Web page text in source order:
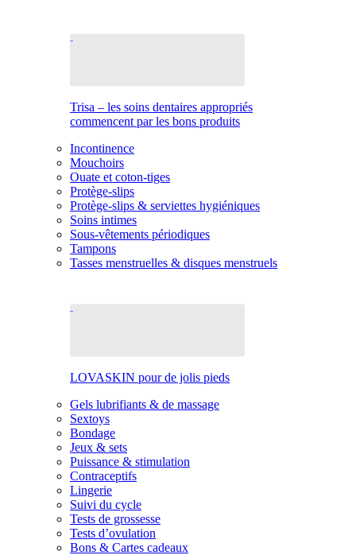
Trisa – les soins dentaires appropriés
commencent par les bons produits
Incontinence
Mouchoirs
Ouate et coton-tiges
Protège-slips
Protège-slips & serviettes hygiéniques
Soins intimes
Sous-vêtements périodiques
Tampons
Tasses menstruelles & disques menstruels
LOVASKIN pour de jolis pieds
Gels lubrifiants & de massage
Sextoys
Bondage
Jeux & sets
Puissance & stimulation
Contraceptifs
Lingerie
Suivi du cycle
Tests de grossesse
Tests d’ovulation
Bons & Cartes cadeaux